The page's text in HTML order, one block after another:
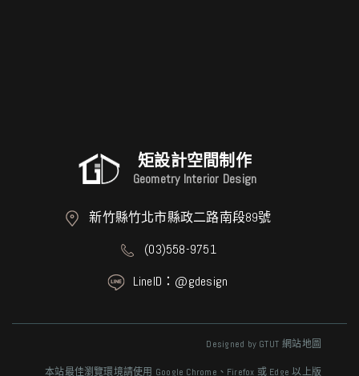
矩設計空間制作
Geometry Interior Design
新竹縣竹北市縣政二路南段89號
(03)558-9751
LineID：@gdesign
Designed by GTUT 網站地圖
本站最佳瀏覽環境請使用 Google Chrome、Firefox 或 Edge 以上版